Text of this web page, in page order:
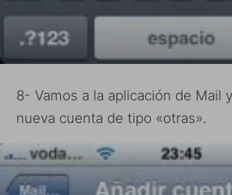
8- Vamos a la aplicación de Mail
nueva cuenta de tipo «otras».